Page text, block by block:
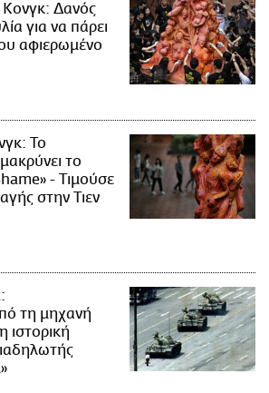
Κονγκ: Δανός
για να πάρει
αφιερωμένο
Το
το
- Τιμούσε
στην Τιεν
τη μηχανή
ιστορική